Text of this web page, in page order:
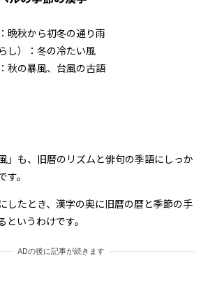
晩秋から初冬の通り雨
し）：冬の冷たい風
秋の暴風、台風の古語
」も、旧暦のリズムと俳句の季語にしっか
。
したとき、漢字の奥に旧暦の暦と季節の手
いうわけです。
ADの後に記事が続きます